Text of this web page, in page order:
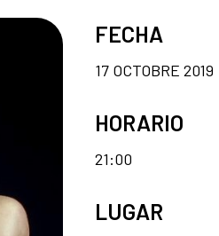
FECHA
17 OCTOBRE 2019
HORARIO
21:00
LUGAR